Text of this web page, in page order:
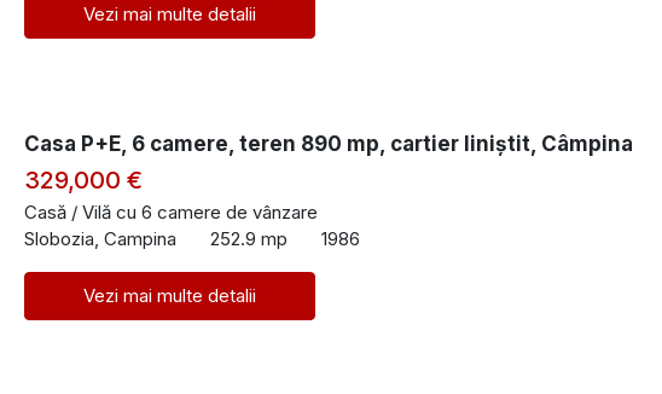
Vezi mai multe detalii
Casa P+E, 6 camere, teren 890 mp, cartier liniștit, Câmpina
329,000 €
Casă / Vilă cu 6 camere de vânzare
Slobozia, Campina
252.9 mp 1986
Vezi mai multe detalii